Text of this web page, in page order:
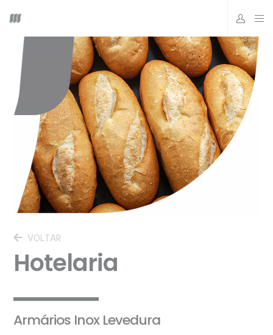
VOLTAR
Hotelaria
Armários Inox Levedura